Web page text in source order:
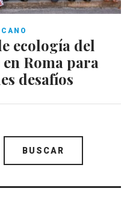
ecología del
Roma para
desafíos
BUSCAR